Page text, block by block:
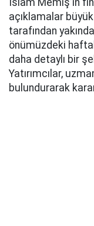
İslam Memiş'in
açıklamalar
tarafından
önümüzdeki
daha detaylı bir
Yatırımcılar,
bulundurarak